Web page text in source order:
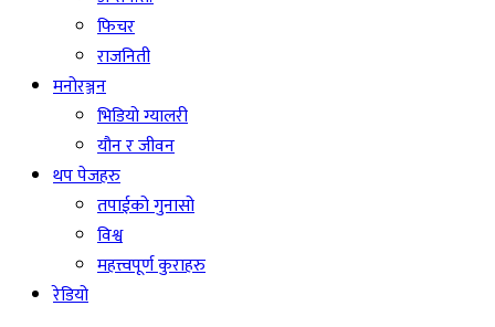
फिचर
राजनिती
मनोरञ्जन
भिडियो ग्यालरी
यौन र जीवन
थप पेजहरु
तपाईको गुनासो
विश्व
महत्त्वपूर्ण कुराहरु
रेडियो